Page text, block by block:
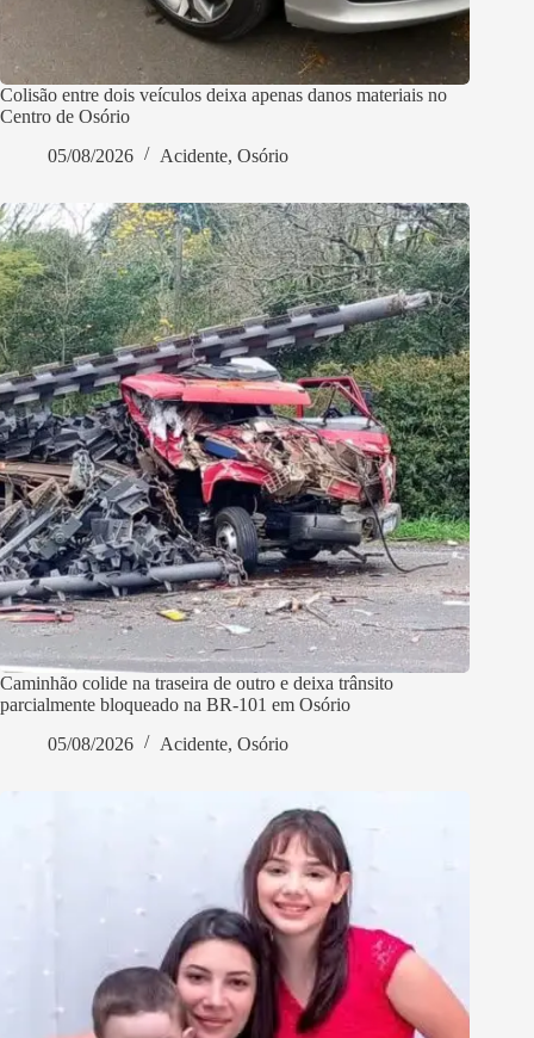
Colisão entre dois veículos deixa apenas danos materiais no
Centro de Osório
05/08/2026
Acidente, Osório
Caminhão colide na traseira de outro e deixa trânsito
parcialmente bloqueado na BR-101 em Osório
05/08/2026
Acidente, Osório